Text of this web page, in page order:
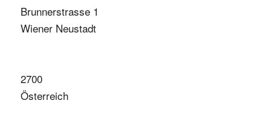
Brunnerstrasse 1
Wiener Neustadt
2700
Österreich